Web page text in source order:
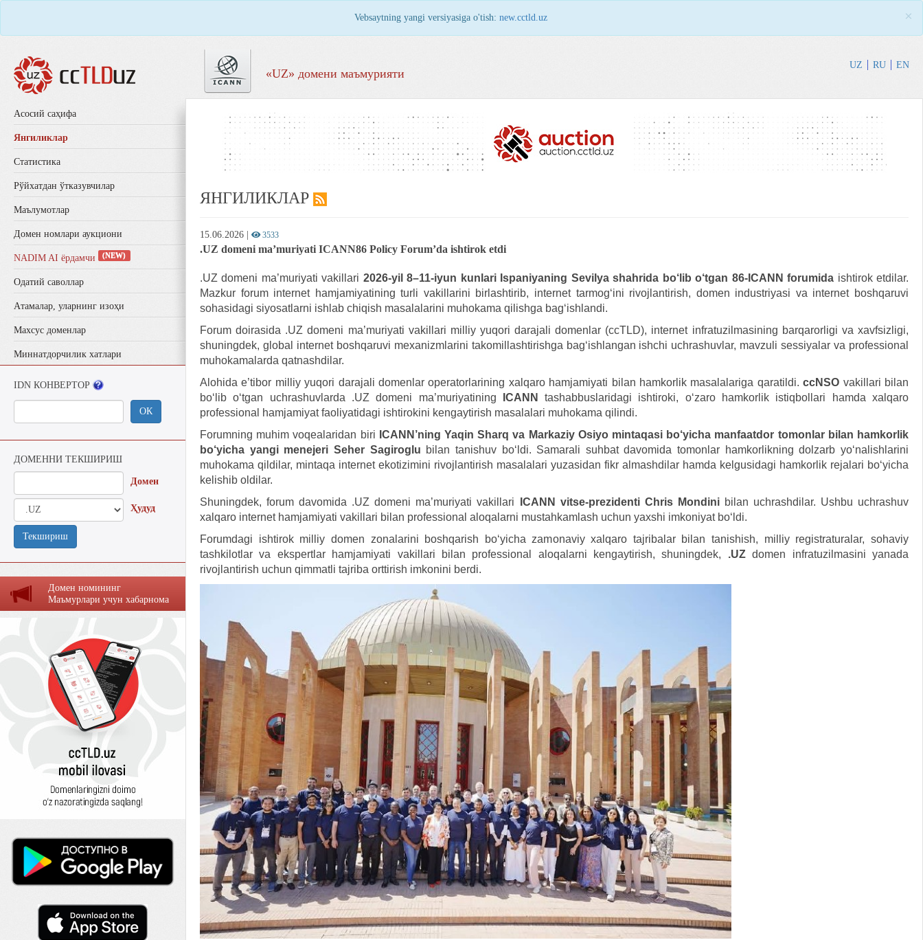
Vebsaytning yangi versiyasiga o'tish: new.cctld.uz ×
«UZ» домени маъмурияти
UZ RU EN
Aсосий саҳифа
Янгиликлар
Статистика
Рўйхатдан ўтказувчилар
Маълумотлар
Домен номлари аукциони
NADIM AI ёрдамчи (NEW)
Одатий саволлар
Aтамалар, уларнинг изоҳи
Махсус доменлар
Миннатдорчилик хатлари
IDN КОНВЕРТОР
ОК
ДОМЕННИ ТЕКШИРИШ
Домен
Ҳудуд
Текшириш
Домен номининг
Маъмурлaри учун хaбaрномa
ЯНГИЛИКЛАР
15.06.2026 3533
.UZ domeni ma’muriyati ICANN86 Policy Forum’da ishtirok etdi
.UZ domeni ma’muriyati vakillari 2026-yil 8–11-iyun kunlariIspaniyaning Sevilya shahrida bo‘lib o‘tgan 86-ICANN forumida ishtirok etdilar.
Mazkur forum internet hamjamiyatining turli vakillarini birlashtirib, internet tarmog‘ini rivojlantirish, domen industriyasi va internet boshqaruvi
sohasidagi siyosatlarni ishlab chiqish masalalarini muhokama qilishga bag‘ishlandi.
Forum doirasida .UZ domeni ma’muriyati vakillari milliy yuqori darajali domenlar (ccTLD), internet infratuzilmasining barqarorligi va xavfsizligi,
shuningdek, global internet boshqaruvi mexanizmlarini takomillashtirishga bag‘ishlangan ishchi uchrashuvlar, mavzuli sessiyalar va professional
muhokamalarda qatnashdilar.
Alohida e’tibor milliy yuqori darajali domenlar operatorlarining xalqaro hamjamiyati bilan hamkorlik masalalariga qaratildi.ccNSO vakillari bilan
bo‘lib o‘tgan uchrashuvlarda .UZ domeni ma’muriyatining
ICANNtashabbuslaridagi ishtiroki, o‘zaro hamkorlik istiqbollari hamda xalqaro
professional hamjamiyat faoliyatidagi ishtirokini kengaytirish masalalari muhokama qilindi.
Forumning muhim voqealaridan biri ICANN’ning Yaqin Sharq va Markaziy Osiyo mintaqasi bo‘yicha manfaatdor tomonlar bilan hamkorlik
bo‘yicha yangi menejeri Seher Sagiroglu bilan tanishuv bo‘ldi. Samarali suhbat davomida tomonlar hamkorlikning dolzarb yo‘nalishlarini
muhokama qildilar, mintaqa internet ekotizimini rivojlantirish masalalari yuzasidan fikr almashdilar hamda kelgusidagi hamkorlik rejalari bo‘yicha
kelishib oldilar.
Shuningdek, forum davomida .UZ domeni ma’muriyati vakillari
ICANN vitse-prezidenti Chris Mondinibilan uchrashdilar. Ushbu uchrashuv
xalqaro internet hamjamiyati vakillari bilan professional aloqalarni mustahkamlash uchun yaxshi imkoniyat bo‘ldi.
Forumdagi ishtirok milliy domen zonalarini boshqarish bo‘yicha zamonaviy xalqaro tajribalar bilan tanishish, milliy registraturalar, sohaviy
tashkilotlar va ekspertlar hamjamiyati vakillari bilan professional aloqalarni kengaytirish, shuningdek, .UZdomen infratuzilmasini yanada
rivojlantirish uchun qimmatli tajriba orttirish imkonini berdi.